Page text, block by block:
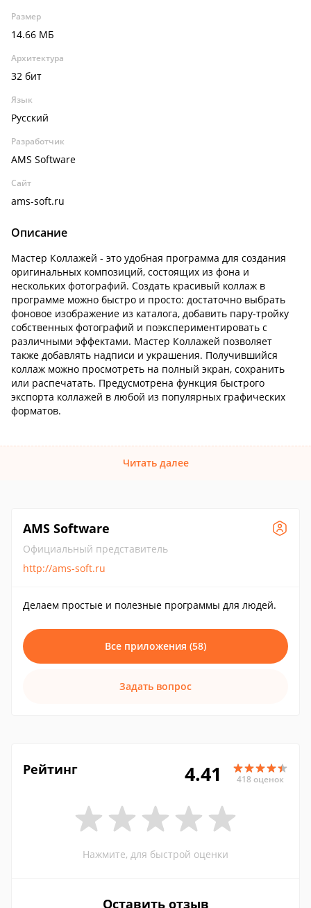
Размер
14.66 МБ
Архитектура
32 бит
Язык
Русский
Разработчик
AMS Software
Сайт
ams-soft.ru
Описание
Мастер Коллажей - это удобная программа для создания
оригинальных композиций, состоящих из фона и
нескольких фотографий. Создать красивый коллаж в
программе можно быстро и просто: достаточно выбрать
фоновое изображение из каталога, добавить пару-тройку
собственных фотографий и поэкспериментировать с
различными эффектами. Мастер Коллажей позволяет
также добавлять надписи и украшения. Получившийся
коллаж можно просмотреть на полный экран, сохранить
или распечатать. Предусмотрена функция быстрого
экспорта коллажей в любой из популярных графических
форматов.
Читать далее
AMS Software
Официальный представитель
http://ams-soft.ru
Делаем простые и полезные программы для людей.
Все приложения (58)
Задать вопрос
Рейтинг 4.41 418 оценок
Нажмите, для быстрой оценки
Оставить отзыв